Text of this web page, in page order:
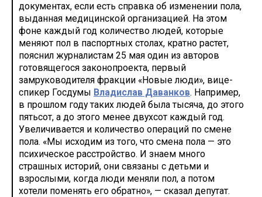
документах, если есть справка об изменении пола,
выданная медицинской организацией. ​На этом
фоне каждый год количество людей, которые
меняют пол в паспортных столах, кратно растет,
пояснил журналистам 25 мая один из авторов
готовящегося законопроекта, первый
замруководителя фракции «Новые люди», вице-
спикер Госдумы Владислав Даванков. Например,
в прошлом году таких людей была тысяча, до этого
пятьсот, а до этого менее двухсот каждый год.
Увеличивается и количество операций по смене
пола. «Мы исходим из того, что смена пола — это
психическое расстройство. И знаем много
страшных историй, они связаны с детьми и
взрослыми, когда люди меняли пол, а потом
хотели поменять его обратно», — сказал депутат.